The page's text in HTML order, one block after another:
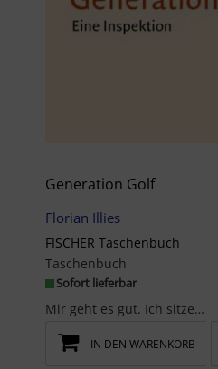
Generation Golf
Florian Illies
FISCHER Taschenbuch
Taschenbuch
Sofort lieferbar
Mir geht es gut. Ich sitze in der warmen Badewanne, und zwischen meinen Knien schwimmt das braune...
IN DEN WARENKORB